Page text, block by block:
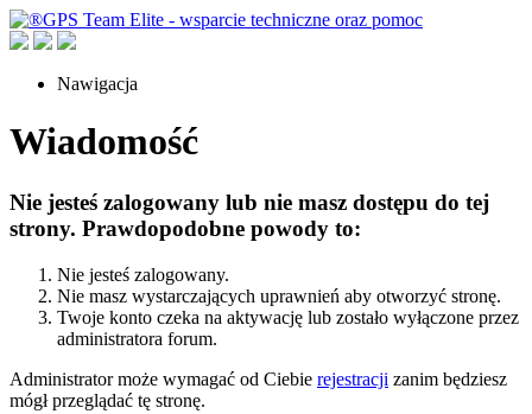
Nawigacja
Wiadomość
Nie jesteś zalogowany lub nie masz dostępu do tej
strony. Prawdopodobne powody to:
Nie jesteś zalogowany.
Nie masz wystarczających uprawnień aby otworzyć stronę.
Twoje konto czeka na aktywację lub zostało wyłączone przez
administratora forum.
Administrator może wymagać od Ciebie rejestracji zanim będziesz
mógł przeglądać tę stronę.